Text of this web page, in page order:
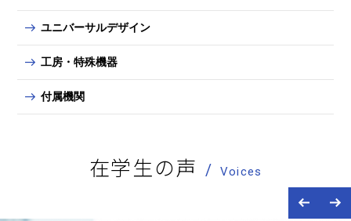
ユニバーサルデザイン
工房・特殊機器
付属機関
在学生の声 Voices